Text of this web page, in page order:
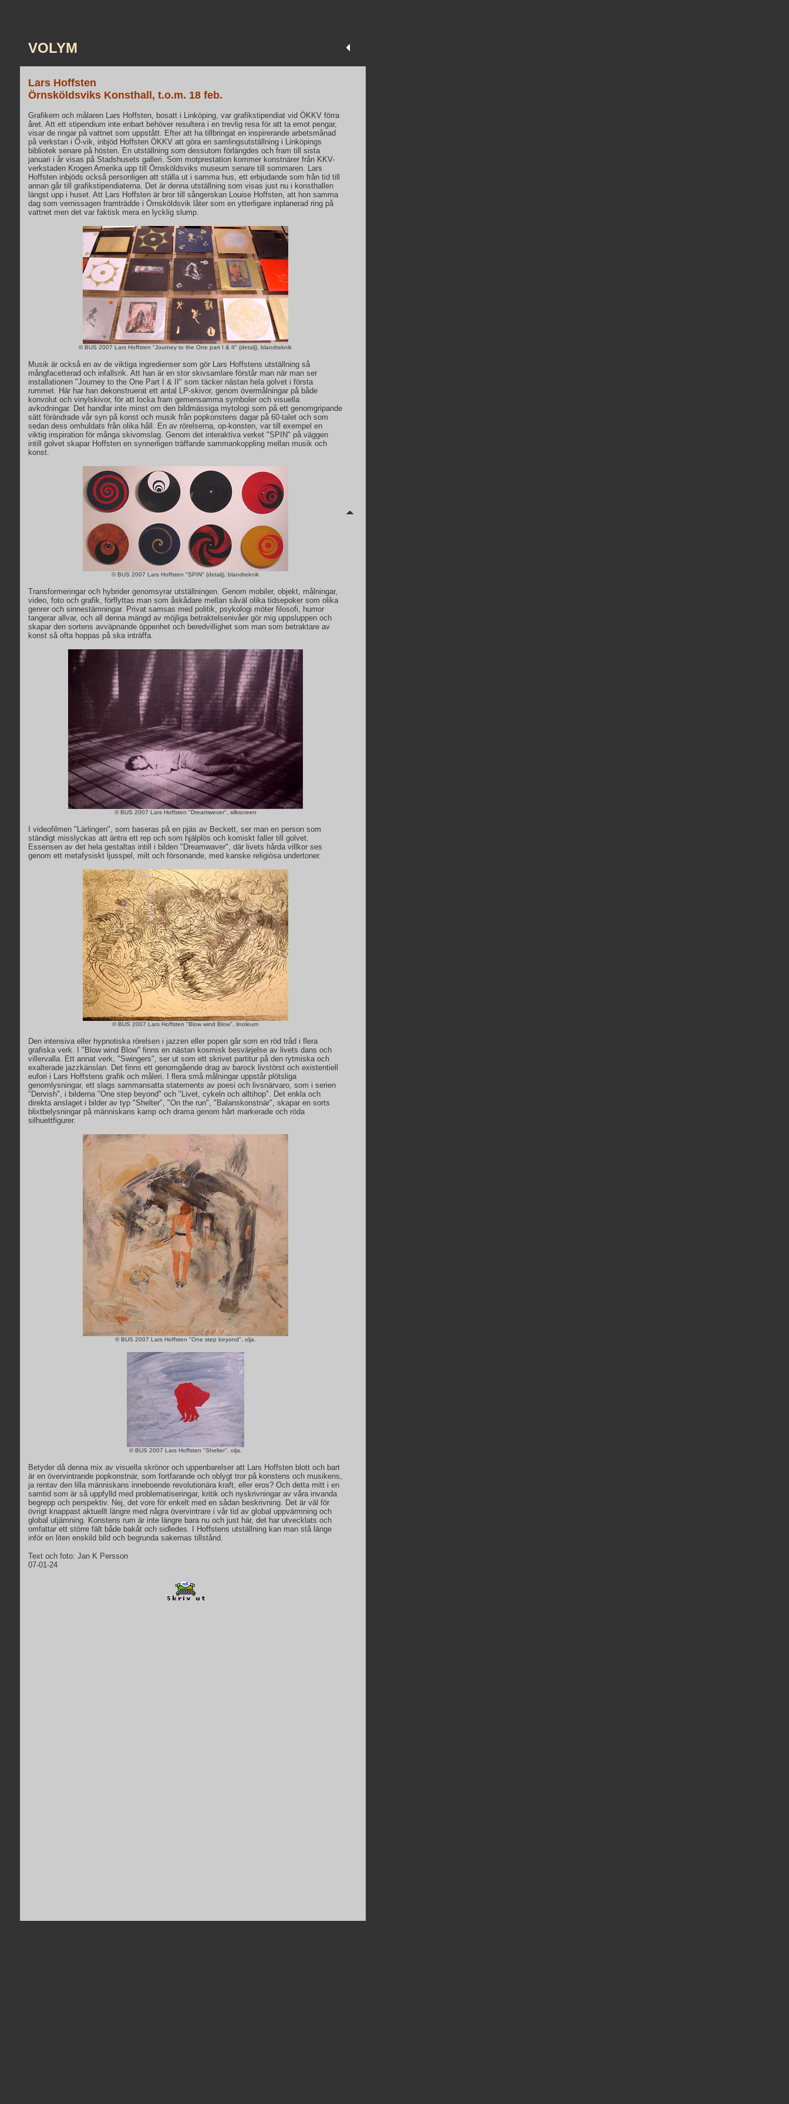
VOLYM
Lars Hoffsten
Örnsköldsviks Konsthall, t.o.m. 18 feb.
Grafikern och målaren Lars Hoffsten, bosatt i Linköping, var grafikstipendiat vid ÖKKV förra
året. Att ett stipendium inte enbart behöver resultera i en trevlig resa för att ta emot pengar,
visar de ringar på vattnet som uppstått. Efter att ha tillbringat en inspirerande arbetsmånad
på verkstan i Ö-vik, inbjöd Hoffsten ÖKKV att göra en samlingsutställning i Linköpings
bibliotek senare på hösten. En utställning som dessutom förlängdes och fram till sista
januari i år visas på Stadshusets galleri. Som motprestation kommer konstnärer från KKV-
verkstaden Krogen Amerika upp till Örnsköldsviks museum senare till sommaren. Lars
Hoffsten inbjöds också personligen att ställa ut i samma hus, ett erbjudande som från tid till
annan går till grafikstipendiaterna. Det är denna utställning som visas just nu i konsthallen
längst upp i huset. Att Lars Hoffsten är bror till sångerskan Louise Hoffsten, att hon samma
dag som vernissagen framträdde i Örnsköldsvik låter som en ytterligare inplanerad ring på
vattnet men det var faktisk mera en lycklig slump.
© BUS 2007 Lars Hoffsten "Journey to the One part I & II" (detalj), blandteknik
Musik är också en av de viktiga ingredienser som gör Lars Hoffstens utställning så
mångfacetterad och infallsrik. Att han är en stor skivsamlare förstår man när man ser
installationen "Journey to the One Part I & II" som täcker nästan hela golvet i första
rummet. Här har han dekonstruerat ett antal LP-skivor, genom övermålningar på både
konvolut och vinylskivor, för att locka fram gemensamma symboler och visuella
avkodningar. Det handlar inte minst om den bildmässiga mytologi som på ett genomgripande
sätt förändrade vår syn på konst och musik från popkonstens dagar på 60-talet och som
sedan dess omhuldats från olika håll. En av rörelserna, op-konsten, var till exempel en
viktig inspiration för många skivomslag. Genom det interaktiva verket "SPIN" på väggen
intill golvet skapar Hoffsten en synnerligen träffande sammankoppling mellan musik och
konst.
© BUS 2007 Lars Hoffsten "SPIN" (detalj), blandteknik
Transformeringar och hybrider genomsyrar utställningen. Genom mobiler, objekt, målningar,
video, foto och grafik, förflyttas man som åskådare mellan såväl olika tidsepoker som olika
genrer och sinnestämningar. Privat samsas med politik, psykologi möter filosofi, humor
tangerar allvar, och all denna mängd av möjliga betraktelsenivåer gör mig uppsluppen och
skapar den sortens avväpnande öppenhet och beredvillighet som man som betraktare av
konst så ofta hoppas på ska inträffa.
© BUS 2007 Lars Hoffsten "Dreamwever", silkscreen
I videofilmen "Lärlingen", som baseras på en pjäs av Beckett, ser man en person som
ständigt misslyckas att äntra ett rep och som hjälplös och komiskt faller till golvet.
Essensen av det hela gestaltas intill i bilden "Dreamwaver", där livets hårda villkor ses
genom ett metafysiskt ljusspel, milt och försonande, med kanske religiösa undertoner.
© BUS 2007 Lars Hoffsten "Blow wind Blow", linoleum
Den intensiva eller hypnotiska rörelsen i jazzen eller popen går som en röd tråd i flera
grafiska verk. I "Blow wind Blow" finns en nästan kosmisk besvärjelse av livets dans och
villervalla. Ett annat verk, "Swingers", ser ut som ett skrivet partitur på den rytmiska och
exalterade jazzkänslan. Det finns ett genomgående drag av barock livstörst och existentiell
eufori i Lars Hoffstens grafik och måleri. I flera små målningar uppstår plötsliga
genomlysningar, ett slags sammansatta statements av poesi och livsnärvaro, som i serien
"Dervish", i bilderna "One step beyond" och "Livet, cykeln och alltihop". Det enkla och
direkta anslaget i bilder av typ "Shelter", "On the run", "Balanskonstnär", skapar en sorts
blixtbelysningar på människans kamp och drama genom hårt markerade och röda
silhuettfigurer.
© BUS 2007 Lars Hoffsten "One step beyond", olja.
© BUS 2007 Lars Hoffsten "Shelter", olja.
Betyder då denna mix av visuella skrönor och uppenbarelser att Lars Hoffsten blott och bart
är en övervintrande popkonstnär, som fortfarande och oblygt tror på konstens och musikens,
ja rentav den lilla människans inneboende revolutionära kraft, eller eros? Och detta mitt i en
samtid som är så uppfylld med problematiseringar, kritik och nyskrivningar av våra invanda
begrepp och perspektiv. Nej, det vore för enkelt med en sådan beskrivning. Det är väl för
övrigt knappast aktuellt längre med några övervintrare i vår tid av global uppvärmning och
global utjämning. Konstens rum är inte längre bara nu och just här, det har utvecklats och
omfattar ett större fält både bakåt och sidledes. I Hoffstens utställning kan man stå länge
inför en liten enskild bild och begrunda sakernas tillstånd.
Text och foto: Jan K Persson
07-01-24